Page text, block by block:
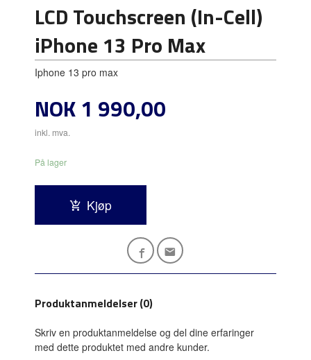
LCD Touchscreen (In-Cell)
iPhone 13 Pro Max
Iphone 13 pro max
Pris
NOK1 990,00
inkl. mva.
På lager
Kjøp
Produktanmeldelser (0)
Skriv en produktanmeldelse og del dine erfaringer
med dette produktet med andre kunder.